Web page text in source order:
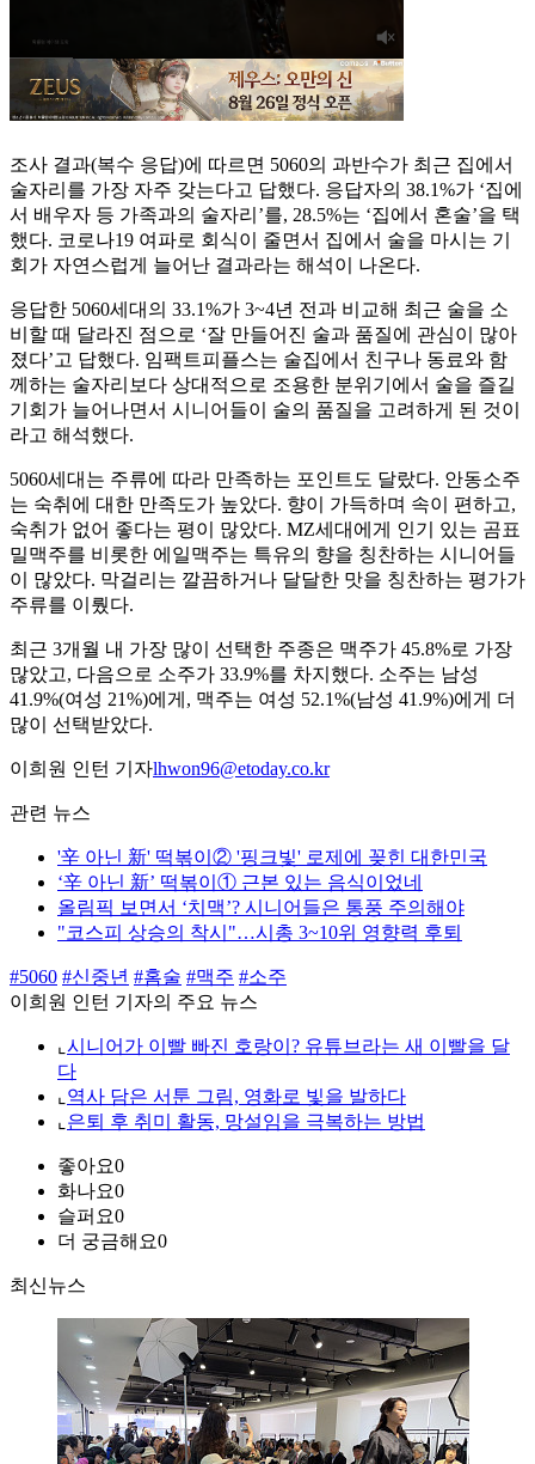
조사 결과(복수 응답)에 따르면 5060의 과반수가 최근 집에서
술자리를 가장 자주 갖는다고 답했다. 응답자의 38.1%가 ‘집에
서 배우자 등 가족과의 술자리’를, 28.5%는 ‘집에서 혼술’을 택
했다. 코로나19 여파로 회식이 줄면서 집에서 술을 마시는 기
회가 자연스럽게 늘어난 결과라는 해석이 나온다.
응답한 5060세대의 33.1%가 3~4년 전과 비교해 최근 술을 소
비할 때 달라진 점으로 ‘잘 만들어진 술과 품질에 관심이 많아
졌다’고 답했다. 임팩트피플스는 술집에서 친구나 동료와 함
께하는 술자리보다 상대적으로 조용한 분위기에서 술을 즐길
기회가 늘어나면서 시니어들이 술의 품질을 고려하게 된 것이
라고 해석했다.
5060세대는 주류에 따라 만족하는 포인트도 달랐다. 안동소주
는 숙취에 대한 만족도가 높았다. 향이 가득하며 속이 편하고,
숙취가 없어 좋다는 평이 많았다. MZ세대에게 인기 있는 곰표
밀맥주를 비롯한 에일맥주는 특유의 향을 칭찬하는 시니어들
이 많았다. 막걸리는 깔끔하거나 달달한 맛을 칭찬하는 평가가
주류를 이뤘다.
최근 3개월 내 가장 많이 선택한 주종은 맥주가 45.8%로 가장
많았고, 다음으로 소주가 33.9%를 차지했다. 소주는 남성
41.9%(여성 21%)에게, 맥주는 여성 52.1%(남성 41.9%)에게 더
많이 선택받았다.
이희원 인턴 기자lhwon96@etoday.co.kr
관련 뉴스
'辛 아닌 新' 떡볶이② '핑크빛' 로제에 꽂힌 대한민국
‘辛 아닌 新’ 떡볶이① 근본 있는 음식이었네
올림픽 보면서 ‘치맥’? 시니어들은 통풍 주의해야
"코스피 상승의 착시"…시총 3~10위 영향력 후퇴
#5060 #신중년 #홈술 #맥주 #소주
이희원 인턴 기자의 주요 뉴스
⌞ 시니어가 이빨 빠진 호랑이? 유튜브라는 새 이빨을 달
다
⌞ 역사 담은 서툰 그림, 영화로 빛을 발하다
⌞ 은퇴 후 취미 활동, 망설임을 극복하는 방법
좋아요0
화나요0
슬퍼요0
더 궁금해요0
최신뉴스